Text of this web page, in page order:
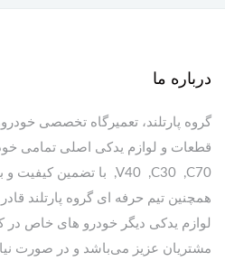
درباره ما
گروه پارتلند، تعمیرگاه تخصصی
,V40 ,C30 ,C70 با تضمین کیفیت و بهترین قیمت می‌باشد.
همچنین تیم حرفه ای گروه پارتلند
لوازم یدکی دیگر خودرو های خاص در
مشتریان عزیز می‌باشد و در صورت